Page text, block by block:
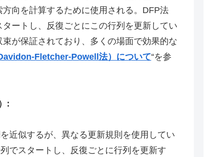
向を計算するために使用される。DFP法
ートし、反復ごとにこの行列を更新してい
が保証されており、多くの場面で効果的な
Fletcher-Powell法）について“を参
:
近似するが、異なる更新規則を使用してい
でスタートし、反復ごとに行列を更新す